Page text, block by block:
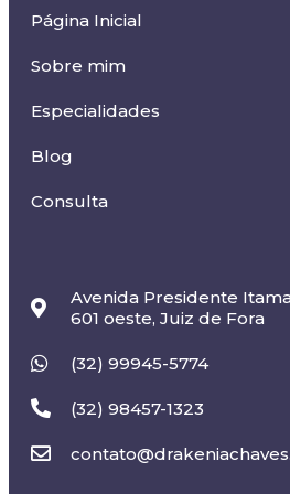
Página Inicial
Sobre mim
Especialidades
Blog
Consulta
Avenida Presidente
601 oeste, Juiz de Fora
(32) 99945-5774
(32) 98457-1323